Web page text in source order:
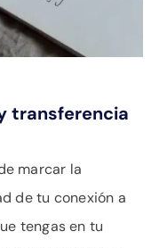
transferencia
marcar la
de tu conexión a
tengas en tu